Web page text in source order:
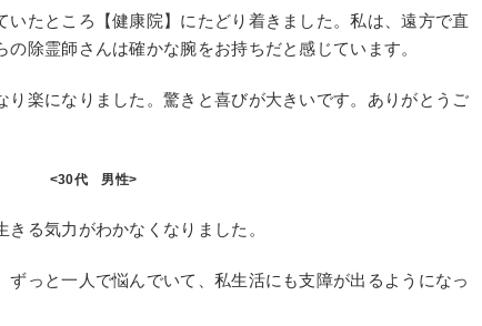
たところ【健康院】にたどり着きました。私は、遠方で直
除霊師さんは確かな腕をお持ちだと感じています。
り楽になりました。驚きと喜びが大きいです。ありがとうご
<30代 男性>
る気力がわかなくなりました。
っと一人で悩んでいて、私生活にも支障が出るようになっ